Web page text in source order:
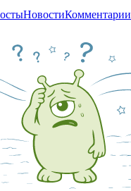
НовостиКомментарии